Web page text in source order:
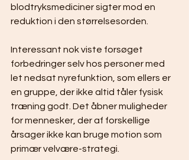
blodtryksmediciner sigter mod en
reduktion i den størrelsesorden.
Interessant nok viste forsøget
forbedringer selv hos personer med
let nedsat nyrefunktion, som ellers er
en gruppe, der ikke altid tåler fysisk
træning godt. Det åbner muligheder
for mennesker, der af forskellige
årsager ikke kan bruge motion som
primær velvære-strategi.